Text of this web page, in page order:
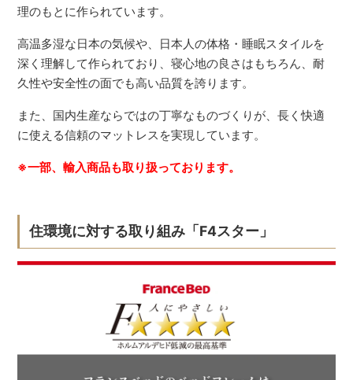
理のもとに作られています。
高温多湿な日本の気候や、日本人の体格・睡眠スタイルを
深く理解して作られており、寝心地の良さはもちろん、耐
久性や安全性の面でも高い品質を誇ります。
また、国内生産ならではの丁寧なものづくりが、長く快適
に使える信頼のマットレスを実現しています。
※一部、輸入商品も取り扱っております。
住環境に対する取り組み「F4スター」